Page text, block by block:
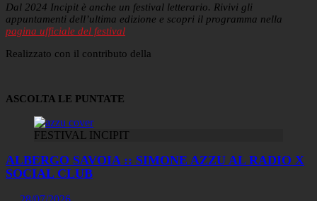
Dal 2024 Incipit è anche un festival letterario. Rivivi gli
appuntamenti dell’ultima edizione e scopri il programma nella
pagina ufficiale del festival
Realizzato con il contributo della
ASCOLTA LE PUNTATE
FESTIVAL INCIPIT
ALBERGO SAVOIA :: SIMONE AZZU AL RADIO X
SOCIAL CLUB